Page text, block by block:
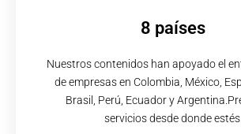
8 países
Nuestros contenidos han apoyado el
de empresas en Colombia, México,
Brasil, Perú, Ecuador y
servicios desde donde estés.